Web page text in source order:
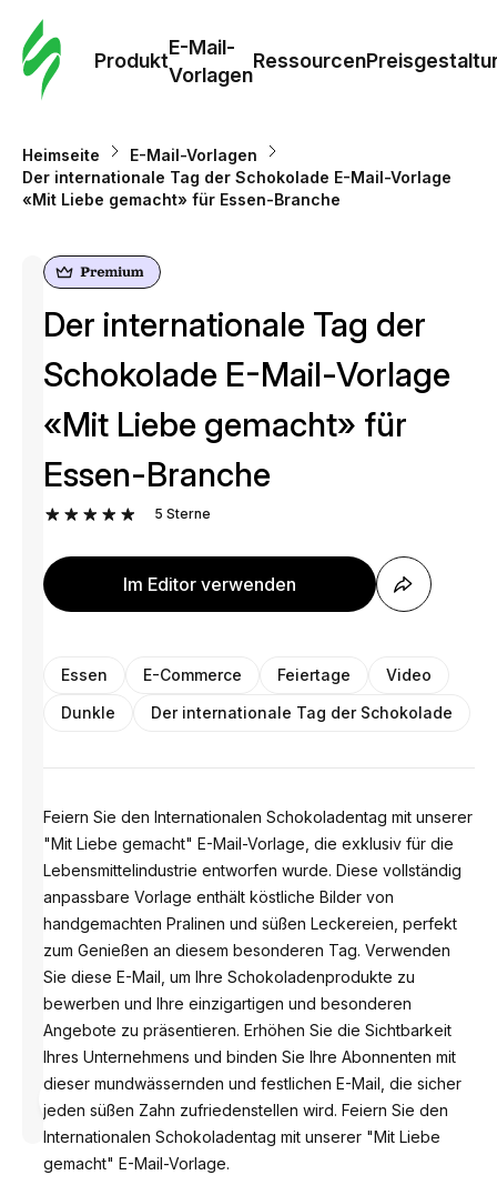
Produkt
E-Mail-
Vorlagen
Ressourcen
Heimseite
E-Mail-Vorlagen
Der internationale Tag der Schokolade E-Mail-Vorlage
«Mit Liebe gemacht» für Essen-Branche
Entworfen
Anastasiia
Der internationale Tag der
Schokolade E-Mail-Vorlage
«Mit Liebe gemacht» für
Essen-Branche
5 Sterne
Im Editor verwenden
Essen E-Commerce Feiertage
Video
Dunkle
Der internationale Tag der Schokolade
Feiern Sie den Internationalen Schokoladentag mit unserer
"Mit Liebe gemacht" E-Mail-Vorlage, die exklusiv für die
Lebensmittelindustrie entworfen wurde. Diese vollständig
anpassbare Vorlage enthält köstliche Bilder von
handgemachten Pralinen und süßen Leckereien, perfekt
zum Genießen an diesem besonderen Tag. Verwenden
Sie diese E-Mail, um Ihre Schokoladenprodukte zu
bewerben und Ihre einzigartigen und besonderen
Angebote zu präsentieren. Erhöhen Sie die Sichtbarkeit
Ihres Unternehmens und binden Sie Ihre Abonnenten mit
dieser mundwässernden und festlichen E-Mail, die sicher
jeden süßen Zahn zufriedenstellen wird. Feiern Sie den
Internationalen Schokoladentag mit unserer "Mit Liebe
gemacht" E-Mail-Vorlage.